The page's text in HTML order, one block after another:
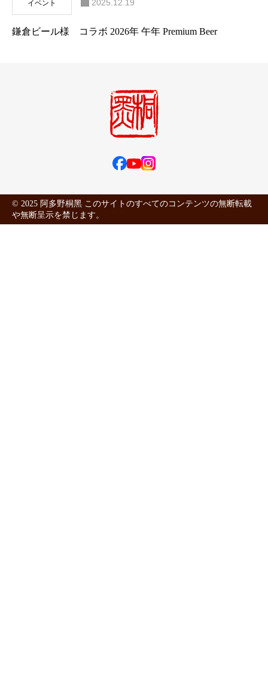
イベント 2025.12.19
鎌倉ビール様 コラボ 2026年 午年 Premium Beer
© 2025 阿多野桐黑 このサイトのすべてのコンテンツの無断転載
や無断呈示を禁じます。